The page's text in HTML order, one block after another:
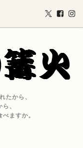
たから、
、
ますか。